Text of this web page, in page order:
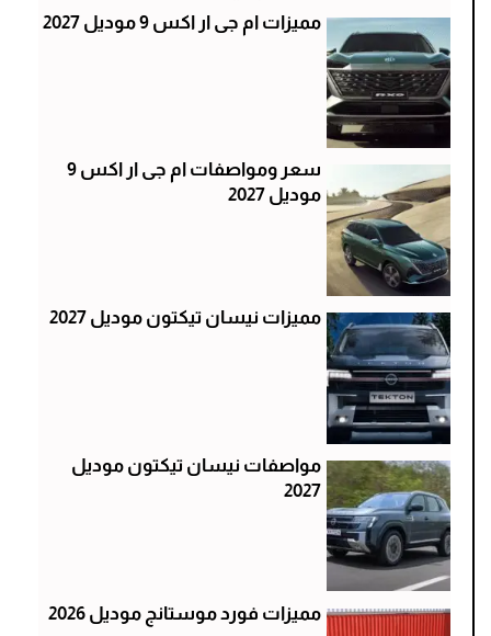
مميزات ام جى ار اكس 9 موديل 2027
سعر ومواصفات ام جى ار اكس 9
موديل 2027
مميزات نيسان تيكتون موديل 2027
مواصفات نيسان تيكتون موديل
2027
مميزات فورد موستانج موديل 2026